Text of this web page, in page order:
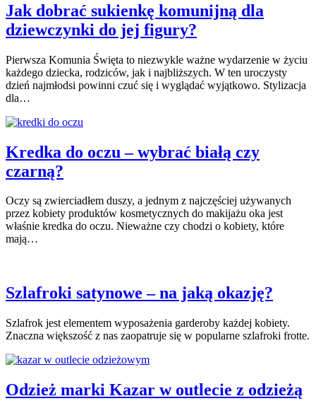
Jak dobrać sukienkę komunijną dla
dziewczynki do jej figury?
Pierwsza Komunia Święta to niezwykle ważne wydarzenie w życiu
każdego dziecka, rodziców, jak i najbliższych. W ten uroczysty
dzień najmłodsi powinni czuć się i wyglądać wyjątkowo. Stylizacja
dla…
Kredka do oczu – wybrać białą czy
czarną?
Oczy są zwierciadłem duszy, a jednym z najczęściej używanych
przez kobiety produktów kosmetycznych do makijażu oka jest
właśnie kredka do oczu. Nieważne czy chodzi o kobiety, które
mają…
Szlafroki satynowe – na jaką okazję?
Szlafrok jest elementem wyposażenia garderoby każdej kobiety.
Znaczna większość z nas zaopatruje się w popularne szlafroki frotte.
Odzież marki Kazar w outlecie z odzieżą